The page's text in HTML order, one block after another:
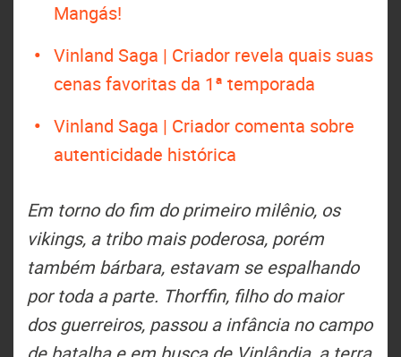
Mangás!
Vinland Saga | Criador revela quais suas
cenas favoritas da 1ª temporada
Vinland Saga | Criador comenta sobre
autenticidade histórica
Em torno do fim do primeiro milênio, os
vikings, a tribo mais poderosa, porém
também bárbara, estavam se espalhando
por toda a parte. Thorffin, filho do maior
dos guerreiros, passou a infância no campo